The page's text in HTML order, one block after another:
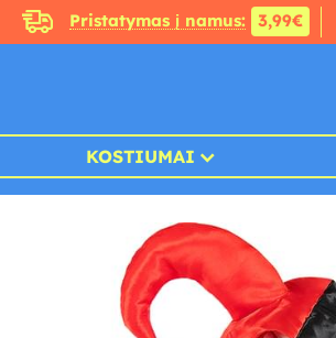
Pristatymas į namus: 3,99€
KOSTIUMAI